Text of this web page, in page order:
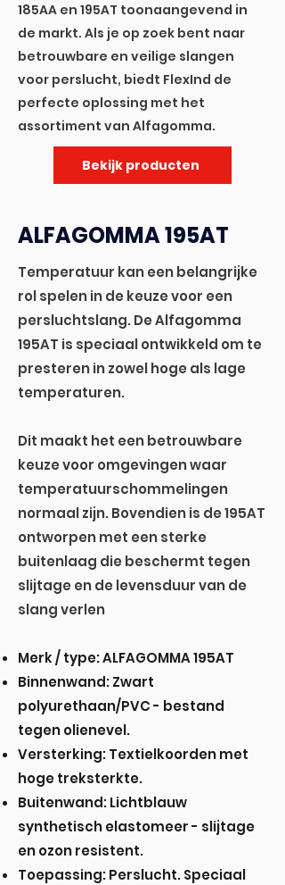
185AA en 195AT toonaangevend in
de markt. Als je op zoek bent naar
betrouwbare en veilige slangen
voor perslucht, biedt FlexInd de
perfecte oplossing met het
assortiment van Alfagomma.
Bekijk producten
ALFAGOMMA 195AT
Temperatuur kan een belangrijke
rol spelen in de keuze voor een
persluchtslang. De Alfagomma
195AT is speciaal ontwikkeld om te
presteren in zowel hoge als lage
temperaturen.
Dit maakt het een betrouwbare
keuze voor omgevingen waar
temperatuurschommelingen
normaal zijn. Bovendien is de 195AT
ontworpen met een sterke
buitenlaag die beschermt tegen
slijtage en de levensduur van de
slang verlen
Merk / type: ALFAGOMMA 195AT
Binnenwand: Zwart
polyurethaan/PVC - bestand
tegen olienevel.
Versterking: Textielkoorden met
hoge treksterkte.
Buitenwand: Lichtblauw
synthetisch elastomeer - slijtage
en ozon resistent.
Toepassing: Perslucht. Speciaal